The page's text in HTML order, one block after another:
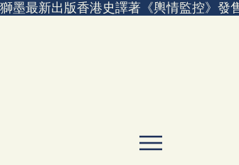
獅墨最新出版香港史譯著《輿情監控》發